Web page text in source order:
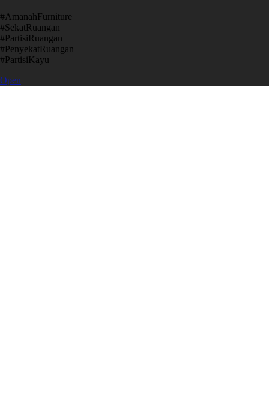
​#AmanahFurniture
​#SekatRuangan
​#PartisiRuangan
​#PenyekatRuangan
​#PartisiKayu
Open